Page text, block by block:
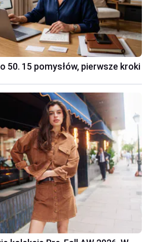
50. 15 pomysłów, pierwsze kroki